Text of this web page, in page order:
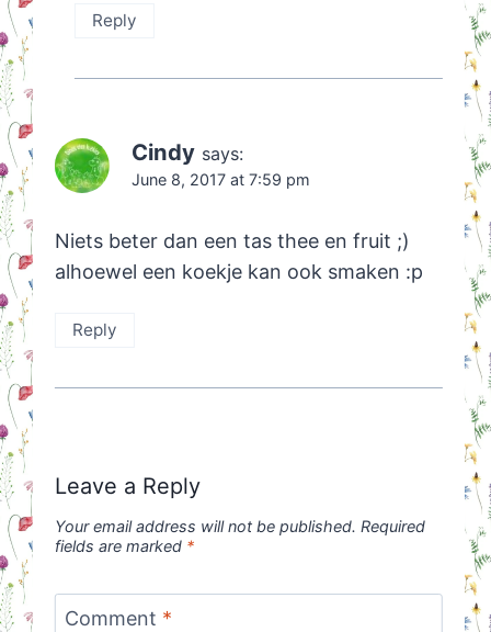
Reply
Cindy says:
June 8, 2017 at 7:59 pm
Niets beter dan een tas thee en fruit ;)
alhoewel een koekje kan ook smaken :p
Reply
Leave a Reply
Your email address will not be published. Required
fields are marked *
Comment *